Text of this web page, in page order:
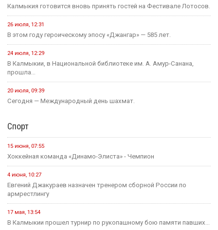
Калмыкия готовится вновь принять гостей на Фестивале Лотосов.
26 июля, 12:31
В этом году героическому эпосу «Джангар» — 585 лет.
24 июля, 12:29
В Калмыкии, в Национальной библиотеке им. А. Амур-Санана,
прошла...
20 июля, 09:39
Сегодня — Международный день шахмат.
Спорт
15 июня, 07:55
Хоккейная команда «Динамо-Элиста» - Чемпион
4 июня, 10:27
Евгений Джакураев назначен тренером сборной России по
армрестлингу
17 мая, 13:54
В Калмыкии прошел турнир по рукопашному бою памяти павших...